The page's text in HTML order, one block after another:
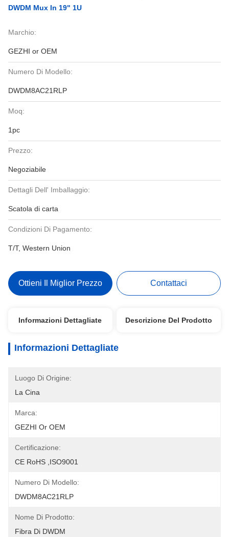
DWDM Mux In 19" 1U
Marchio:
GEZHI or OEM
Numero Di Modello:
DWDM8AC21RLP
Moq:
1pc
Prezzo:
Negoziabile
Dettagli Dell' Imballaggio:
Scatola di carta
Condizioni Di Pagamento:
T/T, Western Union
Ottieni Il Miglior Prezzo Contattaci
Informazioni Dettagliate Descrizione Del Prodotto
Informazioni Dettagliate
Luogo Di Origine:
La Cina
Marca:
GEZHI Or OEM
Certificazione:
CE RoHS ,ISO9001
Numero Di Modello:
DWDM8AC21RLP
Nome Di Prodotto:
Fibra Di DWDM